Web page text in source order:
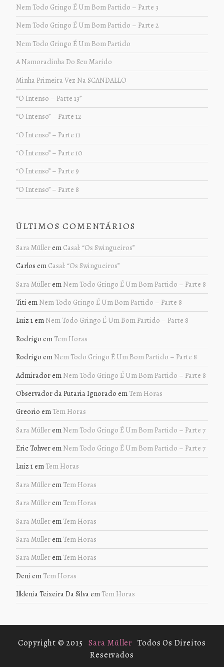
Nem Todo Gringo É Um Bom Partido – Parte 3
Nem Todo Gringo É Um Bom Partido – Parte 2
Nem Todo Gringo É Um Bom Partido
A Namoradinha Do Seu Marido
Minha Primeira Vez Na SCANDALLO
“O Intenso – Parte 13”
“O Intenso” – Parte 12
“O Intenso” – Parte 11
“O Intenso” – Parte 10
“O Intenso” – Parte 9
“O Intenso” – Parte 8
ÚLTIMOS COMENTÁRIOS
Sara Müllerem Casal: “Os Swingueiros”
Carlos em Casal: “Os Swingueiros”
Sara Müllerem Nem Todo Gringo É Um Bom Partido – Parte 8
Titi em Nem Todo Gringo É Um Bom Partido – Parte 8
Luiz 1em Nem Todo Gringo É Um Bom Partido – Parte 8
Rodrigo em Tem Horas
Rodrigo em Nem Todo Gringo É Um Bom Partido – Parte 8
Admiradorem Nem Todo Gringo É Um Bom Partido – Parte 8
Observador da Putaria Ignorado em Tem Horas
Greorio em Tem Horas
Sara Müllerem Nem Todo Gringo É Um Bom Partido – Parte 7
Eric Tohverem Nem Todo Gringo É Um Bom Partido – Parte 7
Luiz 1em Tem Horas
Sara Müllerem Tem Horas
Sara Müllerem Tem Horas
Sara Müllerem Tem Horas
Sara Müllerem Tem Horas
Sara Müllerem Tem Horas
Deni em Tem Horas
Ilklenia Teixeira Da Silvaem Tem Horas
Copyright © 2015 Sara Müller Todos Os Direitos
Reservados